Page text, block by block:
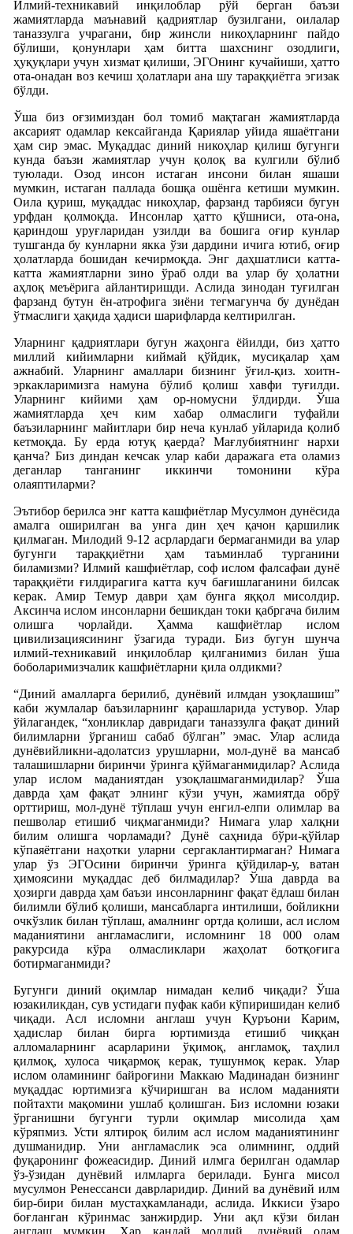
Илмий-техникавий инқилоблар рўй берган баъзи
жамиятларда маънавий қадриятлар бузилгани, оилалар
таназзулга учрагани, бир жинсли никоҳларнинг пайдо
бўлиши, қонунлари ҳам битта шахснинг озодлиги,
ҳуқуқлари учун хизмат қилиши, ЭГОнинг кучайиши, ҳатто
ота-онадан воз кечиш ҳолатлари ана шу тараққиётга эгизак
бўлди.
Ўша биз оғзимиздан бол томиб мақтаган жамиятларда
аксарият одамлар кексайганда Қариялар уйида яшаётгани
ҳам сир эмас. Муқаддас диний никоҳлар қилиш бугунги
кунда баъзи жамиятлар учун қолоқ ва кулгили бўлиб
туюлади. Озод инсон истаган инсони билан яшаши
мумкин, истаган паллада бошқа ошёнга кетиши мумкин.
Оила қуриш, муқаддас никоҳлар, фарзанд тарбияси бугун
урфдан қолмоқда. Инсонлар ҳатто қўшниси, ота-она,
қариндош уруғларидан узилди ва бошига оғир кунлар
тушганда бу кунларни якка ўзи дардини ичига ютиб, оғир
ҳолатларда бошидан кечирмоқда. Энг даҳшатлиси катта-
катта жамиятларни зино ўраб олди ва улар бу ҳолатни
аҳлоқ меъёрига айлантиришди. Аслида зинодан туғилган
фарзанд бутун ён-атрофига зиёни тегмагунча бу дунёдан
ўтмаслиги ҳақида ҳадиси шарифларда келтирилган.
Уларнинг қадриятлари бугун жаҳонга ёйилди, биз ҳатто
миллий кийимларни киймай қўйдик, мусиқалар ҳам
ажнабий. Уларнинг амаллари бизнинг ўғил-қиз. хоитн-
эркакларимизга намуна бўлиб қолиш хавфи туғилди.
Уларнинг кийими ҳам ор-номусни ўлдирди. Ўша
жамиятларда ҳеч ким хабар олмаслиги туфайли
баъзиларнинг майитлари бир неча кунлаб уйларида қолиб
кетмоқда. Бу ерда ютуқ қаерда? Мағлубиятнинг нархи
қанча? Биз диндан кечсак улар каби даражага ета оламиз
деганлар танганинг иккинчи томонини кўра
олаяптиларми?
Эътибор берилса энг катта кашфиётлар Мусулмон дунёсида
амалга оширилган ва унга дин ҳеч қачон қаршилик
қилмаган. Милодий 9-12 асрлардаги бермаганмиди ва улар
бугунги тараққиётни ҳам таъминлаб турганини
биламизми? Илмий кашфиётлар, соф ислом фалсафаи дунё
тараққиёти ғилдирагига катта куч бағишлаганини билсак
керак. Амир Темур даври ҳам бунга яққол мисолдир.
Аксинча ислом инсонларни бешикдан токи қабргача билим
олишга чорлайди. Ҳамма кашфиётлар ислом
цивилизациясининг ўзагида туради. Биз бугун шунча
илмий-техникавий инқилоблар қилганимиз билан ўша
боболаримизчалик кашфиётларни қила олдикми?
“Диний амалларга берилиб, дунёвий илмдан узоқлашиш”
каби жумлалар баъзиларнинг қарашларида устувор. Улар
ўйлагандек, “хонликлар давридаги таназзулга фақат диний
билимларни ўрганиш сабаб бўлган” эмас. Улар аслида
дунёвийликни-адолатсиз урушларни, мол-дунё ва мансаб
талашишларни биринчи ўринга қўймаганмидилар? Аслида
улар ислом маданиятдан узоқлашмаганмидилар? Ўша
даврда ҳам фақат элнинг кўзи учун, жамиятда обрў
орттириш, мол-дунё тўплаш учун енгил-елпи олимлар ва
пешволар етишиб чиқмаганмиди? Нимага улар халқни
билим олишга чорламади? Дунё саҳнида бўри-қўйлар
кўпаяётгани наҳотки уларни сергаклантирмаган? Нимага
улар ўз ЭГОсини биринчи ўринга қўйдилар-у, ватан
ҳимоясини муқаддас деб билмадилар? Ўша даврда ва
ҳозирги даврда ҳам баъзи инсонларнинг фақат ёдлаш билан
билимли бўлиб қолиши, мансабларга интилиши, бойликни
очкўзлик билан тўплаш, амалнинг ортда қолиши, асл ислом
маданиятини англамаслиги, исломнинг 18 000 олам
ракурсида кўра олмасликлари жаҳолат ботқоғига
ботирмаганмиди?
Бугунги диний оқимлар нимадан келиб чиқади? Ўша
юзакиликдан, сув устидаги пуфак каби кўпиришидан келиб
чиқади. Асл исломни англаш учун Қуръони Карим,
ҳадислар билан бирга юртимизда етишиб чиққан
алломаларнинг асарларини ўқимоқ, англамоқ, таҳлил
қилмоқ, хулоса чиқармоқ керак, тушунмоқ керак. Улар
ислом оламининг байроғини Маккаю Мадинадан бизнинг
муқаддас юртимизга кўчиришган ва ислом маданияти
пойтахти мақомини ушлаб қолишган. Биз исломни юзаки
ўрганишни бугунги турли оқимлар мисолида ҳам
кўряпмиз. Усти ялтироқ билим асл ислом маданиятининг
душманидир. Уни англамаслик эса олимнинг, оддий
фуқаронинг фожеасидир. Диний илмга берилган одамлар
ўз-ўзидан дунёвий илмларга берилади. Бунга мисол
мусулмон Ренессанси даврларидир. Диний ва дунёвий илм
бир-бири билан мустаҳкамланади, аслида. Иккиси ўзаро
боғланган кўринмас занжирдир. Уни ақл кўзи билан
англаш мумкин. Ҳар қандай моддий, дунёвий олам